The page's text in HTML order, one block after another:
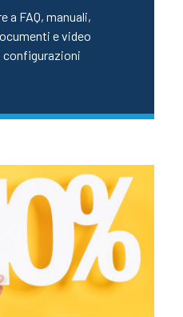
a FAQ, manuali,
e video
configurazioni